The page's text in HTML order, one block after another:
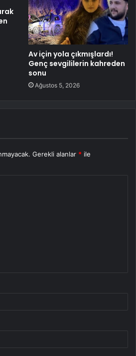
Av için yola çıkmışlardı!
Genç sevgililerin kahreden
sonu
Ağustos 5, 2026
Gerekli alanlar * ile